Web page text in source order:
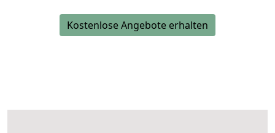
Kostenlose Angebote erhalten